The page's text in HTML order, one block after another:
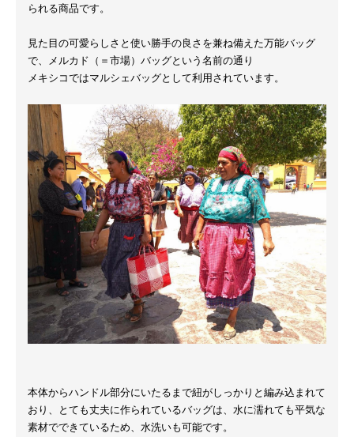
られる商品です。
見た目の可愛らしさと使い勝手の良さを兼ね備えた万能バッグ
で、メルカド（＝市場）バッグという名前の通り
メキシコではマルシェバッグとして利用されています。
本体からハンドル部分にいたるまで紐がしっかりと編み込まれて
おり、とても丈夫に作られているバッグは、水に濡れても平気な
素材でできているため、水洗いも可能です。